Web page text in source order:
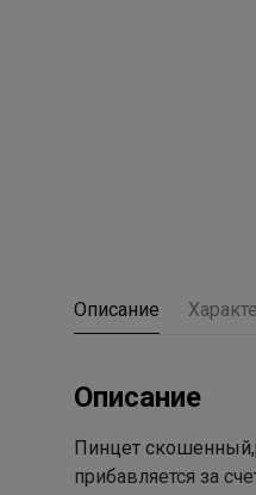
Описание
Описание
Пинцет
прибавляется за